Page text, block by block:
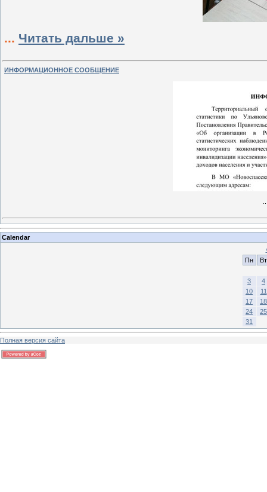
... Читать дальше »
ИНФОРМАЦИОННОЕ СООБЩЕНИЕ
Calendar
Пн
Вт
3
4
10
11
17
18
24
25
31
Полная версия сайта